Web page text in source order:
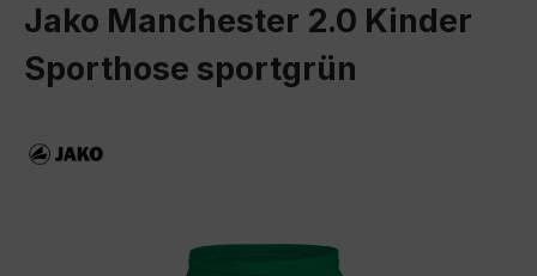
Jako Manchester 2.0 Kinder
Sporthose sportgrün
Bildergalerie überspringen